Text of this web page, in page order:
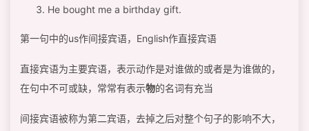
He bought me a birthday gift.
第一句中的us作间接宾语，English作直接宾语
直接宾语为主要宾语，表示动作是对谁做的或者是为谁做的，
在句中不可或缺，常常有表示物的名词有充当
间接宾语被称为第二宾语，去掉之后对整个句子的影响不大，